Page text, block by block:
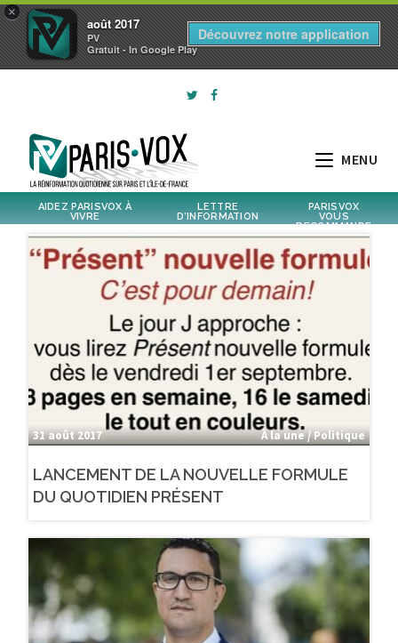
×
août 2017
PV
Gratuit - In Google Play
Découvrez notre application
MENU
AIDEZ PARISVOX À
VIVRE
libre
et indépendant
bénévoles
votre aide
donnez
pour la
réinformation !
LETTRE
D’INFORMATION
Votre nom
Votre email
JE
M'ABONNE
PARISVOX
VOUS
RECOMMANDE
31 août 2017 À la une / Politique
LANCEMENT DE LA NOUVELLE FORMULE
DU QUOTIDIEN PRÉSENT